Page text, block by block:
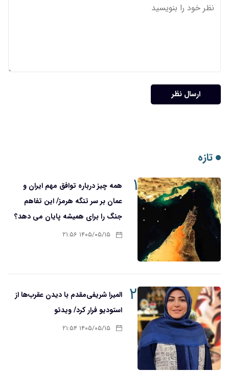
ارسال نظر
تازه
۱
همه چیز درباره توافق مهم ایران و
عمان بر سر تنگه هرمز/ این تفاهم
جنگ را برای همیشه پایان می دهد؟
۱۴۰۵/۰۵/۱۵ ۲۱:۵۶
۲
المیرا شریفی‌مقدم با دیدن عقرب‌ها از
استودیو فرار کرد/ ویدئو
۱۴۰۵/۰۵/۱۵ ۲۱:۵۴